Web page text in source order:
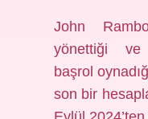
John
yönettiği ve
başrol
son bir